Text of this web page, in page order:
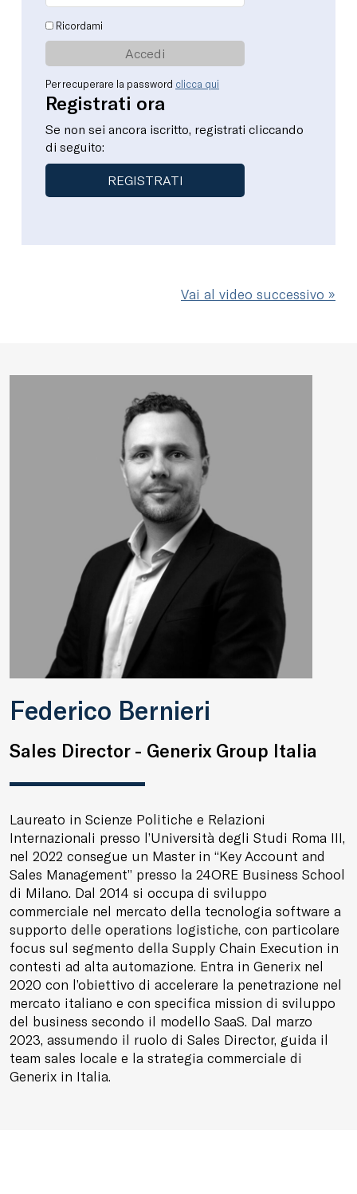
Ricordami
Per recuperare la password clicca qui
Registrati ora
Se non sei ancora iscritto, registrati cliccando
di seguito:
REGISTRATI
Vai al video successivo »
Federico Bernieri
Sales Director - Generix Group Italia
Laureato in Scienze Politiche e Relazioni
Internazionali presso l’Università degli Studi Roma III,
nel 2022 consegue un Master in “Key Account and
Sales Management” presso la 24ORE Business School
di Milano. Dal 2014 si occupa di sviluppo
commerciale nel mercato della tecnologia software a
supporto delle operations logistiche, con particolare
focus sul segmento della Supply Chain Execution in
contesti ad alta automazione. Entra in Generix nel
2020 con l’obiettivo di accelerare la penetrazione nel
mercato italiano e con specifica mission di sviluppo
del business secondo il modello SaaS. Dal marzo
2023, assumendo il ruolo di Sales Director, guida il
team sales locale e la strategia commerciale di
Generix in Italia.